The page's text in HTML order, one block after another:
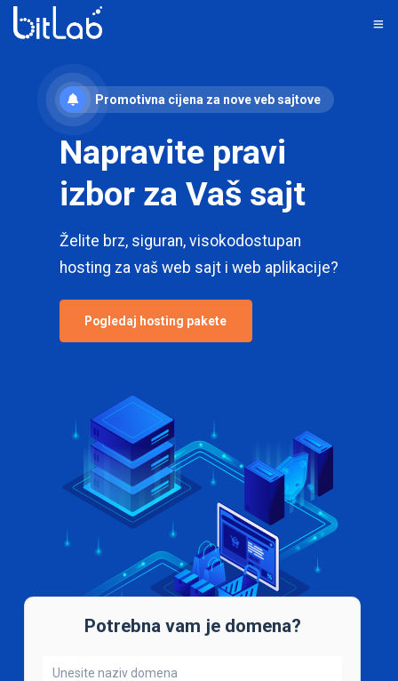
Promotivna cijena za nove veb sajtove
Napravite pravi
izbor za Vaš sajt
Želite brz, siguran, visokodostupan
hosting za vaš web sajt i web aplikacije?
Pogledaj hosting pakete
Potrebna vam je domena?